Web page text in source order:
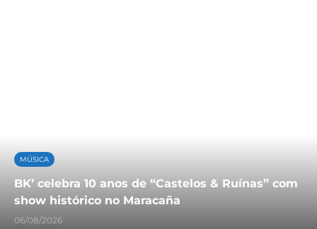
MÚSICA
BK’ celebra 10 anos de “Castelos & Ruínas” com
show histórico no Maracaña
06/08/2026